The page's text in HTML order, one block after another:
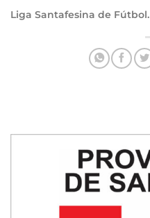
Liga Santafesina de Fútbol.